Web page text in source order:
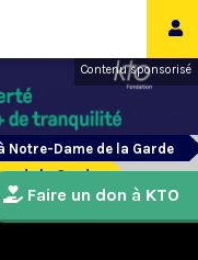
Contenu sponsorisé
Notre-Dame de la Garde
de la Garde
Faire un don à KTO